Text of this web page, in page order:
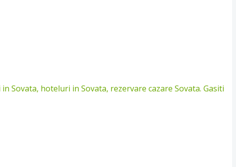
Sovata, hoteluri in Sovata, rezervare cazare Sovata. Gasiti